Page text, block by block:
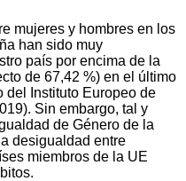
mujeres y hombres en los
han sido muy
país por encima de la
de 67,42 %) en el último
del Instituto Europeo de
Sin embargo, tal y
de Género de la
desigualdad entre
miembros de la UE